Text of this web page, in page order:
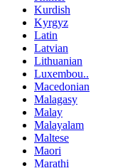
Kurdish
Kyrgyz
Latin
Latvian
Lithuanian
Luxembou..
Macedonian
Malagasy
Malay
Malayalam
Maltese
Maori
Marathi